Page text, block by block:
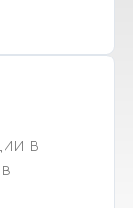
в